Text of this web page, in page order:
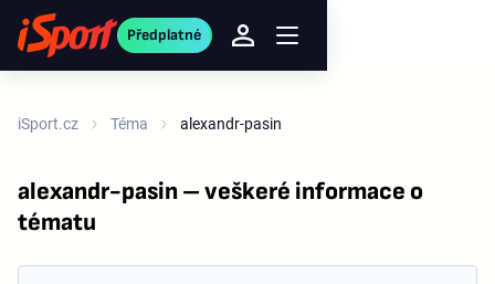
Předplatné
iSport.cz Téma alexandr-pasin
alexandr-pasin – veškeré informace o
tématu